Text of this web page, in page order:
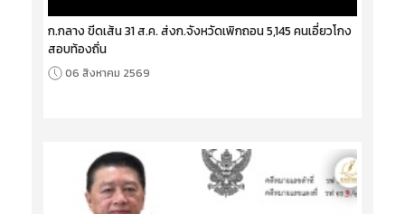
ก.กลาง ขีดเส้น 31 ส.ค. ส่งก.จังหวัดเพิกถอน 5,145 คนเอี่ยวโกง
สอบท้องถิ่น
06 สิงหาคม 2569